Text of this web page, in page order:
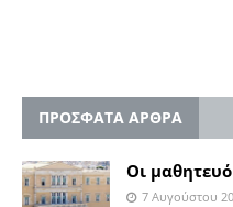
ΠΡΟΣΦΑΤΑ ΑΡΘΡΑ
Οι
7 Αυγούστου